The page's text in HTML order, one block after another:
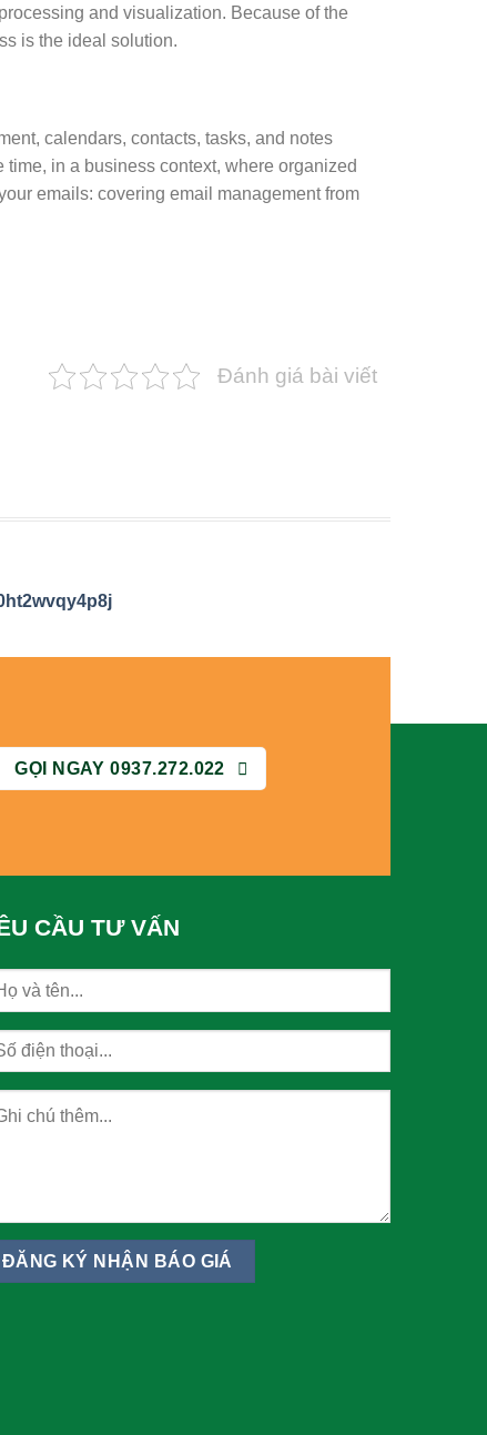
and visualization. Because of the
is the ideal solution.
calendars, contacts, tasks, and notes
in a business context, where organized
emails: covering email management from
Đánh giá bài viết
GỌI NGAY 0937.272.022
CẦU TƯ VẤN